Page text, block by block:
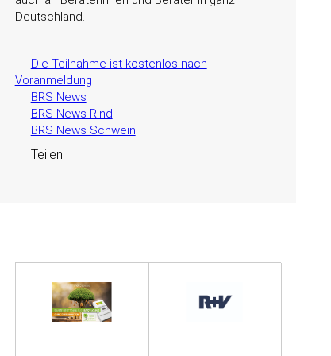
Deutschland.
Die Teilnahme ist kostenlos nach
Voranmeldung
BRS News
BRS News Rind
BRS News Schwein
Teilen